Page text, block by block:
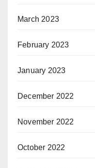
March 2023
February 2023
January 2023
December 2022
November 2022
October 2022